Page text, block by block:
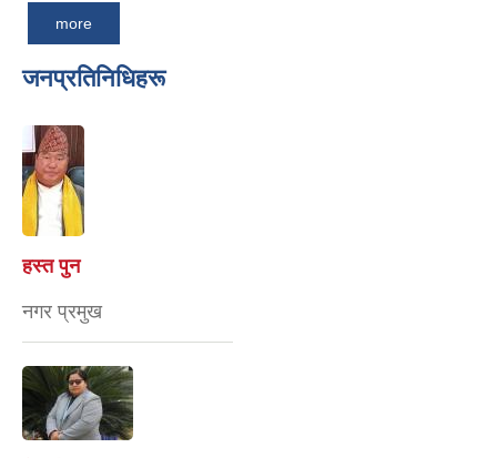
more
जनप्रतिनिधिहरू
हस्त पुन
नगर प्रमुख